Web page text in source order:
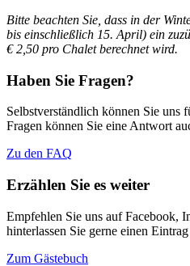
Bitte beachten Sie, dass in der
bis einschließlich 15. April) ein
€ 2,50 pro Chalet berechnet wird.
Haben Sie Fragen?
Selbstverständlich können Sie uns
Fragen können Sie eine Antwort
Zu den FAQ
Erzählen Sie es weiter
Empfehlen Sie uns auf Facebook,
hinterlassen Sie gerne einen
Zum Gästebuch